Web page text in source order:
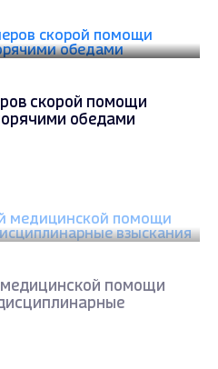
скорой помощи
обедами
медицинской помощи